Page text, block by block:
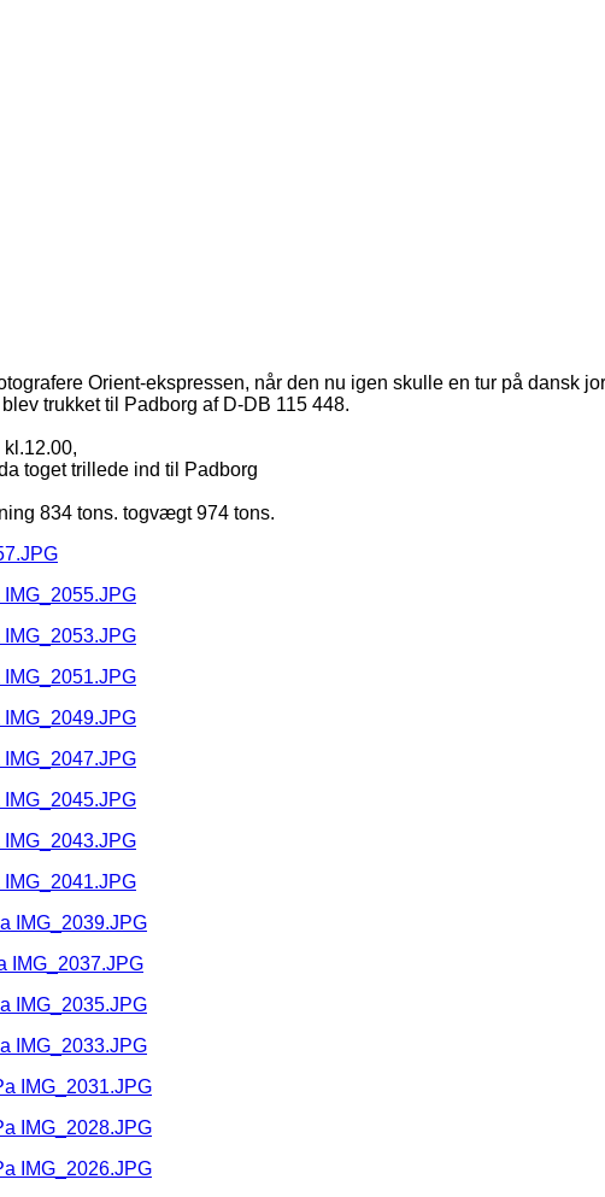
Orient-ekspressen, når den nu igen skulle en tur på dansk
trukket til Padborg af D-DB 115 448.
toget trillede ind til Padborg
834 tons. togvægt 974 tons.